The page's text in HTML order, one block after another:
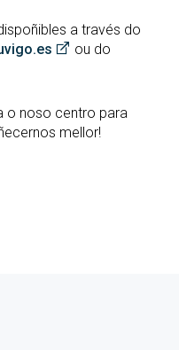
a través do
ou do
o noso centro para
mellor!